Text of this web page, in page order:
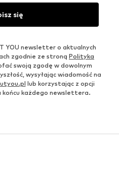
się
YOU newsletter o aktualnych
zgodnie ze stroną Polityka
swoją zgodę w dowolnym
wysyłając wiadomość na
lub korzystając z opcji
końcu każdego newslettera.